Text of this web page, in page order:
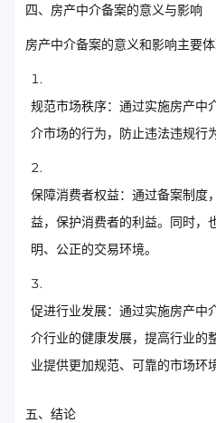
四、房产中介备案的意义与影响
房产中介备案的意义和影响主要体
规范市场秩序：通过实施房产中
介市场的行为，防止违法违规行
保障消费者权益：通过备案制度
益，保护消费者的利益。同时，
明、公正的交易环境。
促进行业发展：通过实施房产中
介行业的健康发展，提高行业的
业提供更加规范、可靠的市场环境
五、结论